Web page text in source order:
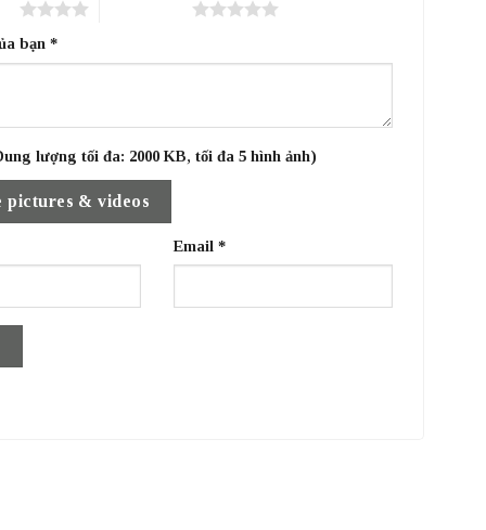
bạn*
lượng tối đa: 2000 KB, tối đa 5 hình ảnh)
pictures & videos
Email *